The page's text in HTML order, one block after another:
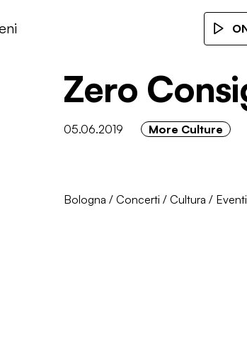
Zero
05.06.2019 More Culture
Bologna / Concerti / Cultura / Eventi